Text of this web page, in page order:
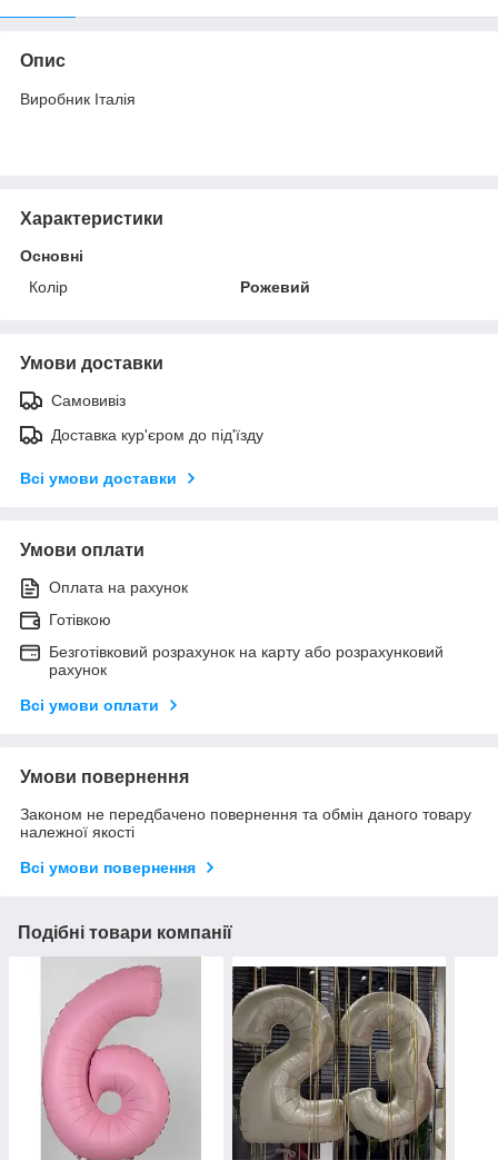
Опис
Виробник Італія
Характеристики
Основні
Колір
Рожевий
Умови доставки
Самовивіз
Доставка кур'єром до під'їзду
Всі умови доставки
Умови оплати
Оплата на рахунок
Готівкою
Безготівковий розрахунок на карту або розрахунковий
рахунок
Всі умови оплати
Умови повернення
Законом не передбачено повернення та обмін даного товару
належної якості
Всі умови повернення
Подібні товари компанії